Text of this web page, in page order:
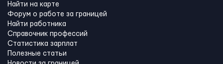
Найти на карте
Форум о работе за границей
Найти работника
Справочник профессий
Статистика зарплат
Полезные статьи